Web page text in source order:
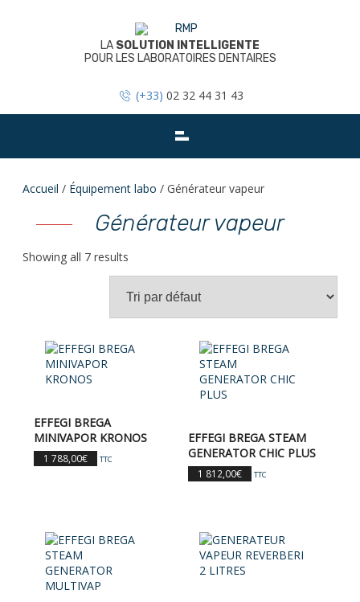
LA SOLUTION INTELLIGENTE
POUR LES LABORATOIRES DENTAIRES
(+33) 02 32 44 31 43
Accueil / Équipement labo / Générateur vapeur
Générateur vapeur
Showing all 7 results
EFFEGI BREGA
MINIVAPOR KRONOS
1 788,00€ TTC
EFFEGI BREGA STEAM
GENERATOR CHIC PLUS
1 812,00€ TTC